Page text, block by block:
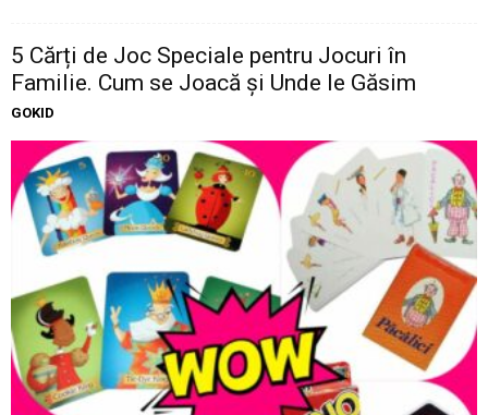
5 Cărți de Joc Speciale pentru Jocuri în
Familie. Cum se Joacă și Unde le Găsim
GOKID